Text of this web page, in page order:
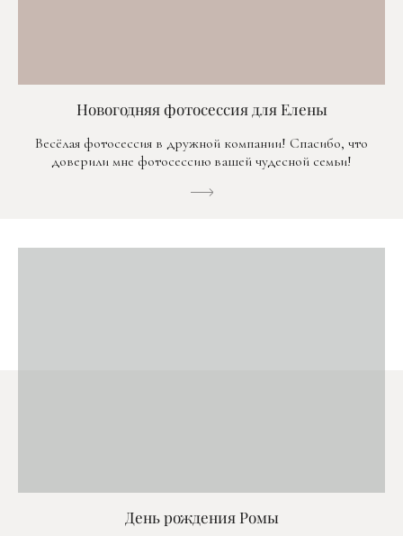
Новогодняя фотосессия для Елены
Весёлая фотосессия в дружной компании! Спасибо, что
доверили мне фотосессию вашей чудесной семьи!
День рождения Ромы